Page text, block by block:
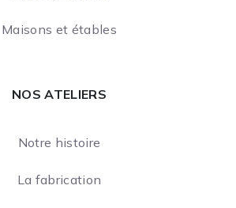
Maisons et étables
NOS ATELIERS
Notre histoire
La fabrication